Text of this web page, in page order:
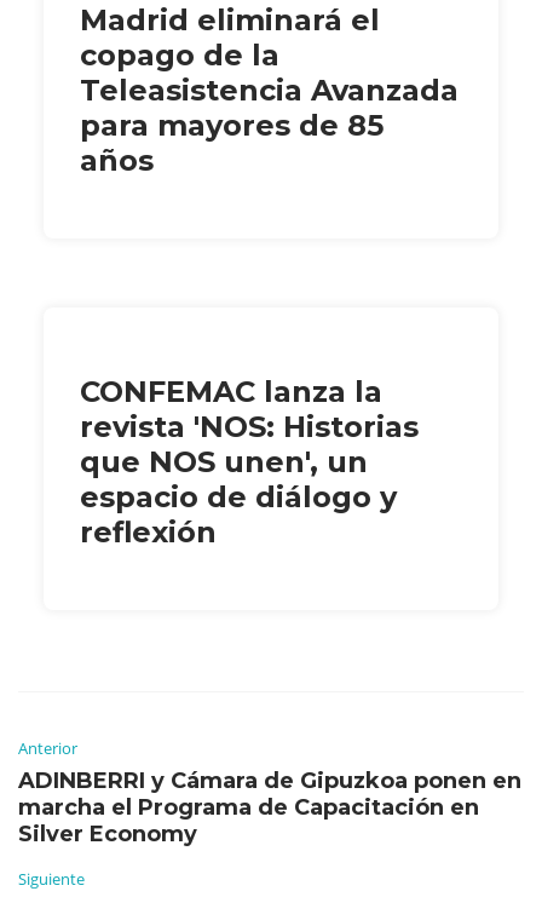
Madrid eliminará el
copago de la
Teleasistencia Avanzada
para mayores de 85
años
CONFEMAC lanza la
revista 'NOS: Historias
que NOS unen', un
espacio de diálogo y
reflexión
Anterior
ADINBERRI y Cámara de Gipuzkoa ponen en
marcha el Programa de Capacitación en
Silver Economy
Siguiente